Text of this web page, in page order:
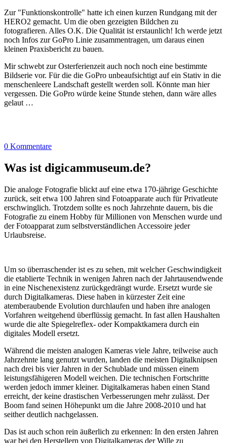
Zur "Funktionskontrolle" hatte ich einen kurzen Rundgang mit der
HERO2 gemacht. Um die oben gezeigten Bildchen zu
fotografieren. Alles O.K. Die Qualität ist erstaunlich! Ich werde jetzt
noch Infos zur GoPro Linie zusammentragen, um daraus einen
kleinen Praxisbericht zu bauen.
Mir schwebt zur Osterferienzeit auch noch noch eine bestimmte
Bildserie vor. Für die die GoPro unbeaufsichtigt auf ein Stativ in die
menschenleere Landschaft gestellt werden soll. Könnte man hier
vergessen. Die GoPro würde keine Stunde stehen, dann wäre alles
gelaut …
0 Kommentare
Was ist digicammuseum.de?
Die analoge Fotografie blickt auf eine etwa 170-jährige Geschichte
zurück, seit etwa 100 Jahren sind Fotoapparate auch für Privatleute
erschwinglich. Trotzdem sollte es noch Jahrzehnte dauern, bis die
Fotografie zu einem Hobby für Millionen von Menschen wurde und
der Fotoapparat zum selbstverständlichen Accessoire jeder
Urlaubsreise.
Um so überraschender ist es zu sehen, mit welcher Geschwindigkeit
die etablierte Technik in wenigen Jahren nach der Jahrtausendwende
in eine Nischenexistenz zurückgedrängt wurde. Ersetzt wurde sie
durch Digitalkameras. Diese haben in kürzester Zeit eine
atemberaubende Evolution durchlaufen und haben ihre analogen
Vorfahren weitgehend überflüssig gemacht. In fast allen Haushalten
wurde die alte Spiegelreflex- oder Kompaktkamera durch ein
digitales Modell ersetzt.
Während die meisten analogen Kameras viele Jahre, teilweise auch
Jahrzehnte lang genutzt wurden, landen die meisten Digitalknipsen
nach drei bis vier Jahren in der Schublade und müssen einem
leistungsfähigeren Modell weichen. Die technischen Fortschritte
werden jedoch immer kleiner. Digitalkameras haben einen Stand
erreicht, der keine drastischen Verbesserungen mehr zulässt. Der
Boom fand seinen Höhepunkt um die Jahre 2008-2010 und hat
seither deutlich nachgelassen.
Das ist auch schon rein äußerlich zu erkennen: In den ersten Jahren
war bei den Herstellern von Digitalkameras der Wille zu